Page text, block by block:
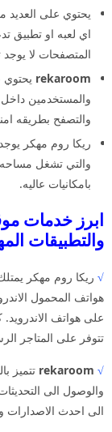
يحتوي على العديد
اي لعبه او تطبيق
المتصفحات لا
rekaroom
والمستخدمين داخل
والتصفح بطريقه
ريكا روم مهكر
والتي تشغل
بامكانيات عاليه.
والتطبيقات
√ ريكا روم مهكر
هواتف المحمول
على هواتف الاندرويد.
تتوفر على المتاجر
√
rekaroom تتميز
والوصول الى
الى احدث الاصدارات